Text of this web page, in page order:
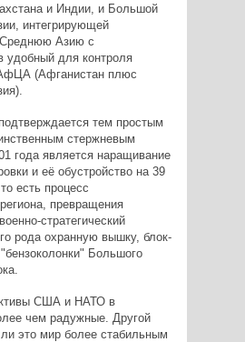
и Индии, и Большой
интегрирующей
Среднюю Азию с
удобный для контроля
(Афганистан плюс
тем простым
стержневым
года является наращивание
и её обустройство на 39
есть процесс
превращения
стратегический
рода охранную вышку, блок-
Большого
США и НАТО в
чем радужные. Другой
это мир более стабильным